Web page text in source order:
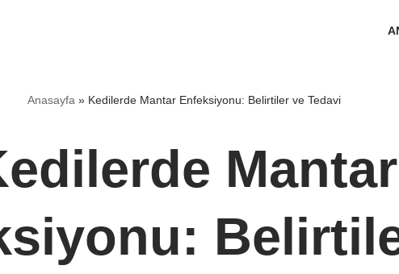
Anasayfa » Kedilerde Mantar Enfeksiyonu: Belirtiler ve Tedavi
Mantar